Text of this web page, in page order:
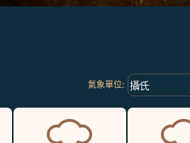
氣象單位: Weather
攝氏
keyboard_arrow_down